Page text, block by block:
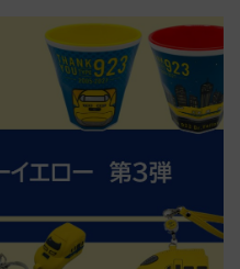
つの理由 無料バス＆24時間サー
ビスで混雑回避